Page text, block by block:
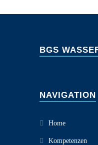
BGS
NAVIGATION
Home
Kompetenzen